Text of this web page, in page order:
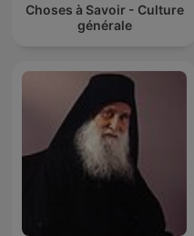
Choses à Savoir - Culture
générale